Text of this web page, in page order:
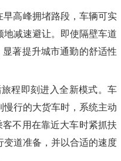
高峰拥堵路段，车辆可实
减速避让。即使隔壁车道
著提升城市通勤的舒适性
程即刻进入全新模式。车
行的大货车时，系统主动
不用在靠近大车时紧抓扶
道准备，并以合适的速度